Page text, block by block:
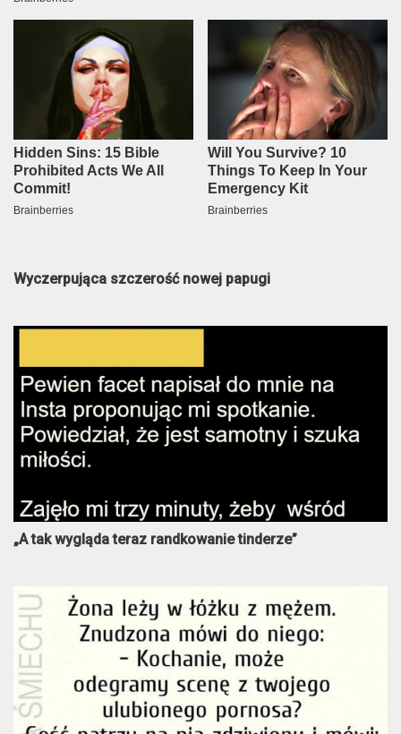
Wyczerpująca szczerość nowej papugi
„A tak wygląda teraz randkowanie tinderze”